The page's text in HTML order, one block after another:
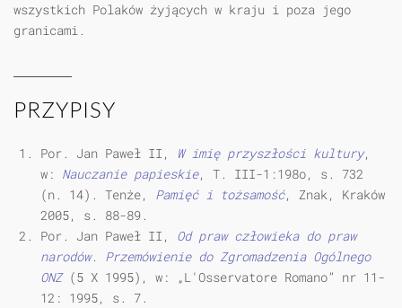
wszystkich Polaków żyjących w kraju i poza jego
granicami.
PRZYPISY
Por. Jan Paweł II, W imię przyszłości kultury,
w: Nauczanie papieskie, T. III-1:198o, s. 732
(n. 14). Tenże, Pamięć i tożsamość, Znak, Kraków
2005, s. 88-89.
Por. Jan Paweł II, Od praw człowieka do praw
narodów. Przemówienie do Zgromadzenia Ogólnego
ONZ(5 X 1995), w: „L'Osservatore Romano” nr 11-
12: 1995, s. 7.